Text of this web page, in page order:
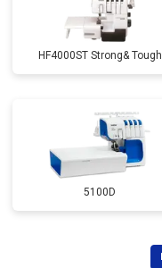
HF4000ST Strong& Tough
5100D